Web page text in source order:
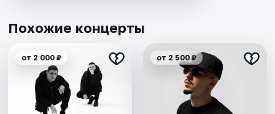
Похожие концерты
от 2 000 ₽ от 2 500 ₽